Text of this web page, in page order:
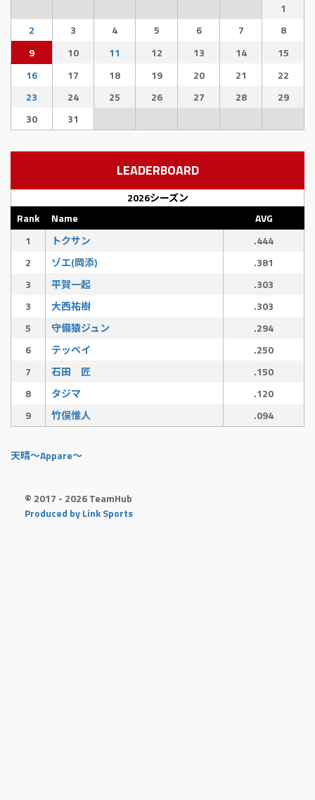
1
2
3 4 5 6 7
8
9
10 11 12 13 14
15
16
17 18 19 20 21
22
23
24 25 26 27 28
29
30
31
LEADERBOARD
2026シーズン
Rank
Name
AVG
1
トクサン
.444
2
ゾエ(岡添)
.381
3
平賀一起
.303
3
大西祐樹
.303
5
守備猿ジュン
.294
6
テッペイ
.250
7
石田 匠
.150
8
タジマ
.120
9
竹俣惟人 .094
天晴〜Appare〜
© 2017 - 2026 TeamHub
Produced by Link Sports